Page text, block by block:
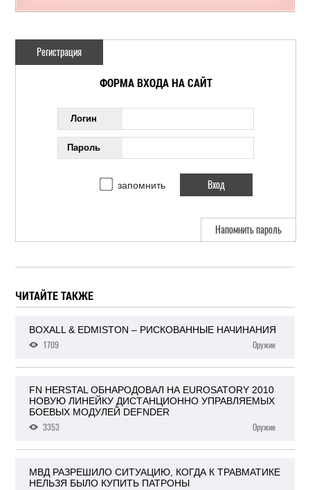
Регистрация
ФОРМА ВХОДА НА САЙТ
Логин
Пароль
запомнить
Напомнить пароль
ЧИТАЙТЕ ТАКЖЕ
BOXALL & EDMISTON – РИСКОВАННЫЕ НАЧИНАНИЯ
1709
Оружие
FN HERSTAL ОБНАРОДОВАЛ НА EUROSATORY 2010
НОВУЮ ЛИНЕЙКУ ДИСТАНЦИОННО УПРАВЛЯЕМЫХ
БОЕВЫХ МОДУЛЕЙ DEFNDER
3353
Оружие
МВД РАЗРЕШИЛО СИТУАЦИЮ, КОГДА К ТРАВМАТИКЕ
НЕЛЬЗЯ БЫЛО КУПИТЬ ПАТРОНЫ